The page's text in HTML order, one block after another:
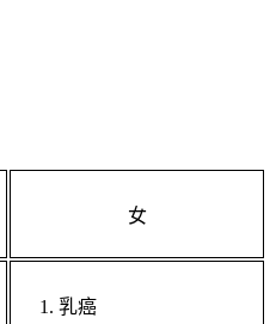
女
乳癌